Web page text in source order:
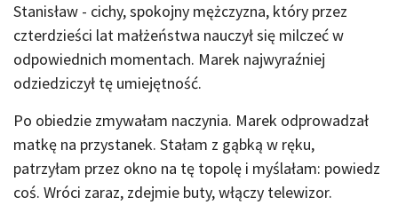
Stanisław - cichy, spokojny mężczyzna, który przez
czterdzieści lat małżeństwa nauczył się milczeć w
odpowiednich momentach. Marek najwyraźniej
odziedziczył tę umiejętność.
Po obiedzie zmywałam naczynia. Marek odprowadzał
matkę na przystanek. Stałam z gąbką w ręku,
patrzyłam przez okno na tę topolę i myślałam: powiedz
coś. Wróci zaraz, zdejmie buty, włączy telewizor.